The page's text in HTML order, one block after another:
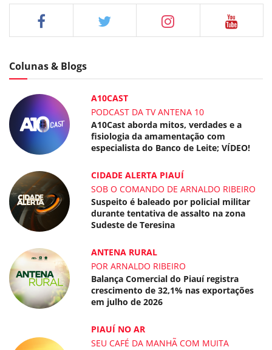
Colunas & Blogs
A10CAST
PODCAST DA TV ANTENA 10
A10Cast aborda mitos, verdades e a
fisiologia da amamentação com
especialista do Banco de Leite; VÍDEO!
CIDADE ALERTA PIAUÍ
SOB O COMANDO DE ARNALDO RIBEIRO
Suspeito é baleado por policial militar
durante tentativa de assalto na zona
Sudeste de Teresina
ANTENA RURAL
POR ARNALDO RIBEIRO
Balança Comercial do Piauí registra
crescimento de 32,1% nas exportações
em julho de 2026
PIAUÍ NO AR
SEU CAFÉ DA MANHÃ COM MUITA